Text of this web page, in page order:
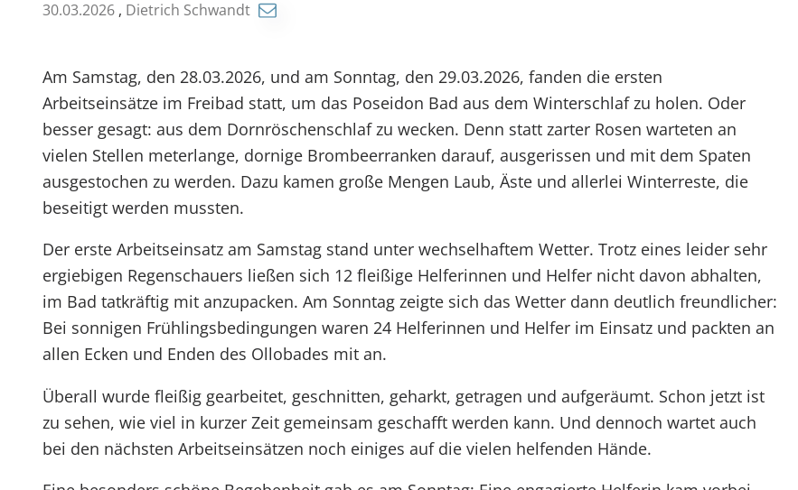
30.03.2026 , Dietrich Schwandt
Am Samstag, den 28.03.2026, und am Sonntag, den 29.03.2026, fanden die ersten
Arbeitseinsätze im Freibad statt, um das Poseidon Bad aus dem Winterschlaf zu holen. Oder
besser gesagt: aus dem Dornröschenschlaf zu wecken. Denn statt zarter Rosen warteten an
vielen Stellen meterlange, dornige Brombeerranken darauf, ausgerissen und mit dem Spaten
ausgestochen zu werden. Dazu kamen große Mengen Laub, Äste und allerlei Winterreste, die
beseitigt werden mussten.
Der erste Arbeitseinsatz am Samstag stand unter wechselhaftem Wetter. Trotz eines leider sehr
ergiebigen Regenschauers ließen sich 12 fleißige Helferinnen und Helfer nicht davon abhalten,
im Bad tatkräftig mit anzupacken. Am Sonntag zeigte sich das Wetter dann deutlich freundlicher:
Bei sonnigen Frühlingsbedingungen waren 24 Helferinnen und Helfer im Einsatz und packten an
allen Ecken und Enden des Ollobades mit an.
Überall wurde fleißig gearbeitet, geschnitten, geharkt, getragen und aufgeräumt. Schon jetzt ist
zu sehen, wie viel in kurzer Zeit gemeinsam geschafft werden kann. Und dennoch wartet auch
bei den nächsten Arbeitseinsätzen noch einiges auf die vielen helfenden Hände.